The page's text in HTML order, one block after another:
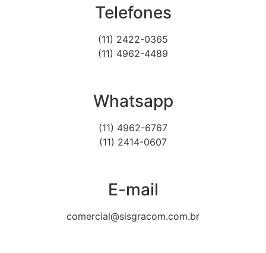
Telefones
(11) 2422-0365
(11) 4962-4489
Whatsapp
(11) 4962-6767
(11) 2414-0607
E-mail
comercial@sisgracom.com.br